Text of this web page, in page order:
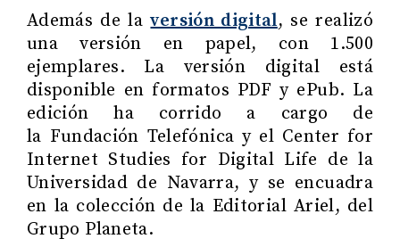
Además de laversión digital, se realizó
una versión en papel, con 1.500
ejemplares. La versión digital está
disponible en formatos PDF y ePub. La
edición ha corrido a cargo de
la Fundación Telefónica y el Center for
Internet Studies for Digital Life de la
Universidad de Navarra, y se encuadra
en la colección de la Editorial Ariel, del
Grupo Planeta.